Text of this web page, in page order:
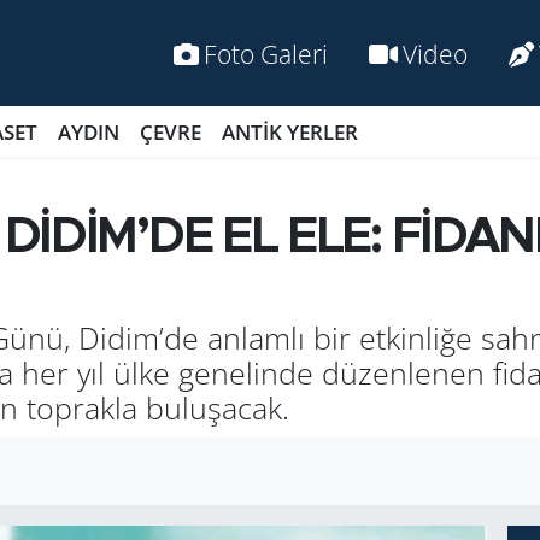
Foto Galeri Video
AYDIN ÇEVRE ANTİK YERLER
EL ELE:
Didim’de an­lam­lı bir et­kin­li­ğe
her yıl ülke ge­ne­lin­de dü­zen­le­nen
top­rak­la bu­lu­şa­cak.